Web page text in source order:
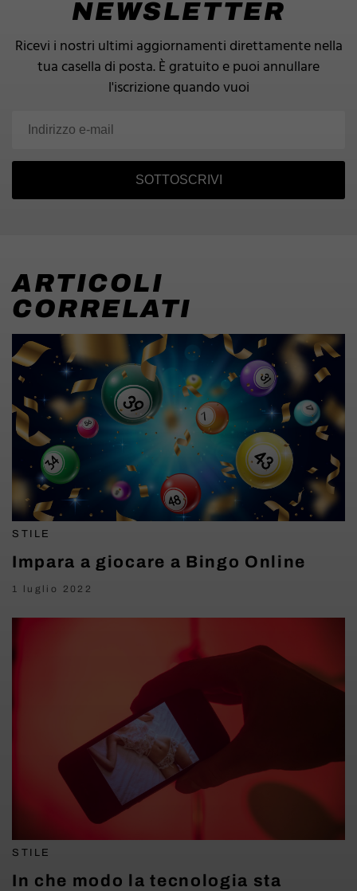
NEWSLETTER
Ricevi i nostri ultimi aggiornamenti direttamente nella
tua casella di posta.È gratuito e puoi annullare
l'iscrizione quando vuoi
SOTTOSCRIVI
ARTICOLI
CORRELATI
STILE
Impara a giocare a Bingo Online
1 luglio 2022
STILE
In che modo la tecnologia sta